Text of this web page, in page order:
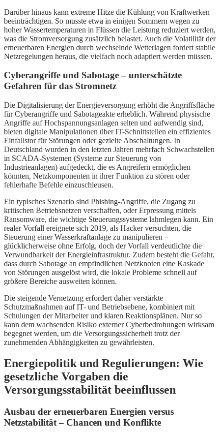
Darüber hinaus kann extreme Hitze die Kühlung von Kraftwerken
beeinträchtigen. So musste etwa in einigen Sommern wegen zu
hoher Wassertemperaturen in Flüssen die Leistung reduziert werden,
was die Stromversorgung zusätzlich belastet. Auch die Volatilität der
erneuerbaren Energien durch wechselnde Wetterlagen fordert stabile
Netzregelungen heraus, die vielfach noch adaptiert werden müssen.
Cyberangriffe und Sabotage – unterschätzte
Gefahren für das Stromnetz
Die Digitalisierung der Energieversorgung erhöht die Angriffsfläche
für Cyberangriffe und Sabotageakte erheblich. Während physische
Angriffe auf Hochspannungsanlagen selten und aufwendig sind,
bieten digitale Manipulationen über IT-Schnittstellen ein effizientes
Einfallstor für Störungen oder gezielte Abschaltungen. In
Deutschland wurden in den letzten Jahren mehrfach Schwachstellen
in SCADA-Systemen (Systeme zur Steuerung von
Industrieanlagen) aufgedeckt, die es Angreifern ermöglichen
könnten, Netzkomponenten in ihrer Funktion zu stören oder
fehlerhafte Befehle einzuschleusen.
Ein typisches Szenario sind Phishing-Angriffe, die Zugang zu
kritischen Betriebsnetzen verschaffen, oder Erpressung mittels
Ransomware, die wichtige Steuerungssysteme lahmlegen kann. Ein
realer Vorfall ereignete sich 2019, als Hacker versuchten, die
Steuerung einer Wasserkraftanlage zu manipulieren –
glücklicherweise ohne Erfolg, doch der Vorfall verdeutlichte die
Verwundbarkeit der Energieinfrastruktur. Zudem besteht die Gefahr,
dass durch Sabotage an empfindlichen Netzknoten eine Kaskade
von Störungen ausgelöst wird, die lokale Probleme schnell auf
größere Bereiche ausweiten können.
Die steigende Vernetzung erfordert daher verstärkte
Schutzmaßnahmen auf IT- und Betriebsebene, kombiniert mit
Schulungen der Mitarbeiter und klaren Reaktionsplänen. Nur so
kann dem wachsenden Risiko externer Cyberbedrohungen wirksam
begegnet werden, um die Versorgungssicherheit trotz der
zunehmenden Abhängigkeiten zu gewährleisten.
Energiepolitik und Regulierungen: Wie
gesetzliche Vorgaben die
Versorgungsstabilität beeinflussen
Ausbau der erneuerbaren Energien versus
Netzstabilität – Chancen und Konflikte